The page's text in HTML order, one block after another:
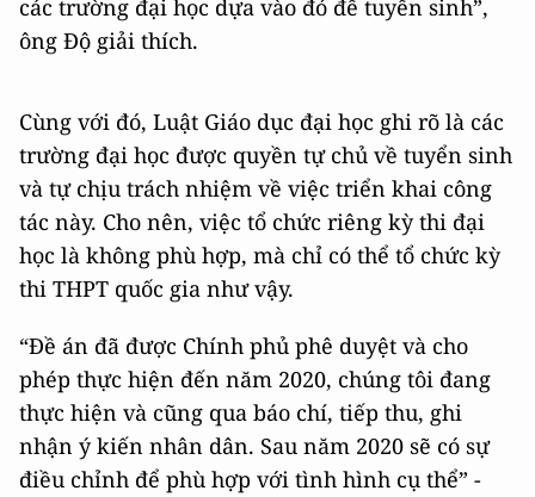
các trường đại học dựa vào đó để tuyển sinh”,
ông Độ giải thích.
Cùng với đó, Luật Giáo dục đại học ghi rõ là các
trường đại học được quyền tự chủ về tuyển sinh
và tự chịu trách nhiệm về việc triển khai công
tác này. Cho nên, việc tổ chức riêng kỳ thi đại
học là không phù hợp, mà chỉ có thể tổ chức kỳ
thi THPT quốc gia như vậy.
“Đề án đã được Chính phủ phê duyệt và cho
phép thực hiện đến năm 2020, chúng tôi đang
thực hiện và cũng qua báo chí, tiếp thu, ghi
nhận ý kiến nhân dân. Sau năm 2020 sẽ có sự
điều chỉnh để phù hợp với tình hình cụ thể” -